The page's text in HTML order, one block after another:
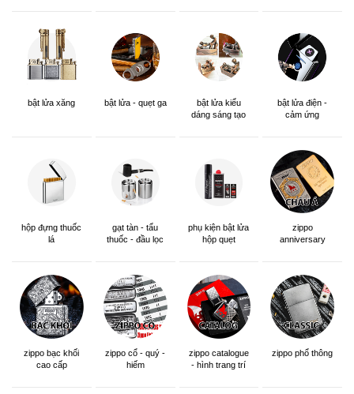
bật lửa xăng bật lửa - quẹt ga
bật lửa kiểu
dáng sáng tạo
bật lửa điện -
cảm ứng
hộp đựng thuốc
lá
gạt tàn - tẩu
thuốc - đầu lọc
phụ kiện bật lửa
hộp quẹt
zippo
anniversary
zippo bạc khối
cao cấp
zippo cổ - quý -
hiếm
zippo catalogue
- hình trang trí
zippo phổ thông